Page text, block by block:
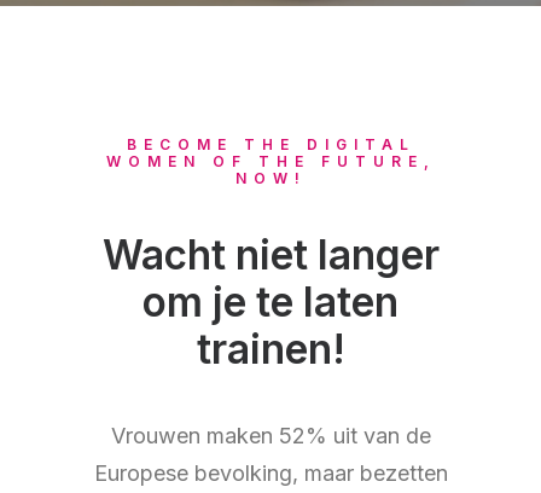
BECOME THE DIGITAL
WOMEN OF THE FUTURE,
NOW!
Wacht niet langer
om je te laten
trainen!
Vrouwen maken 52% uit van de
Europese bevolking, maar bezetten